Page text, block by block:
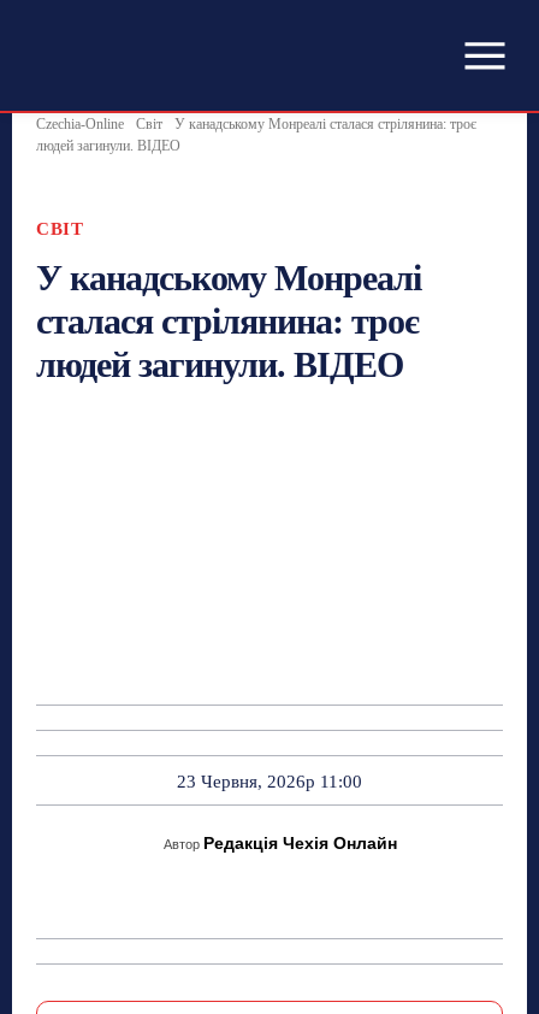
Czechia-Online Світ
У канадському Монреалі сталася стрілянина: троє
людей загинули. ВІДЕО
СВІТ
У канадському Монреалі
сталася стрілянина: троє
людей загинули. ВІДЕО
23 Червня, 2026р 11:00
Автор Редакція Чехія Онлайн